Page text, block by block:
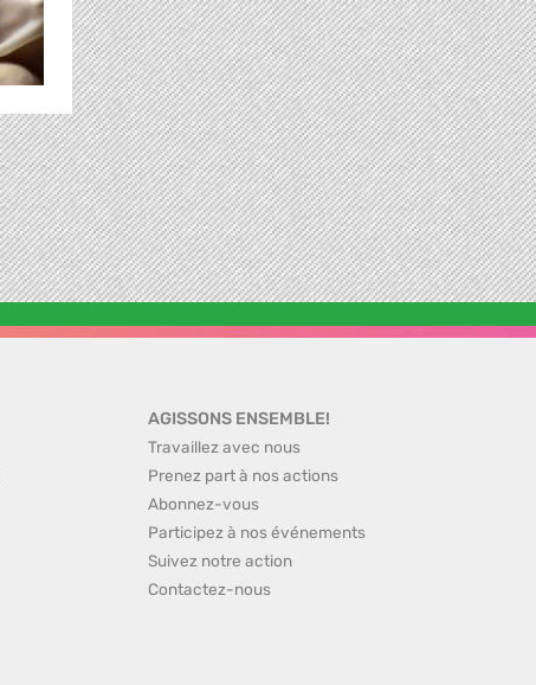
AGISSONS ENSEMBLE!
Travaillez avec nous
Prenez part à nos actions
Abonnez-vous
Participez à nos événements
Suivez notre action
Contactez-nous